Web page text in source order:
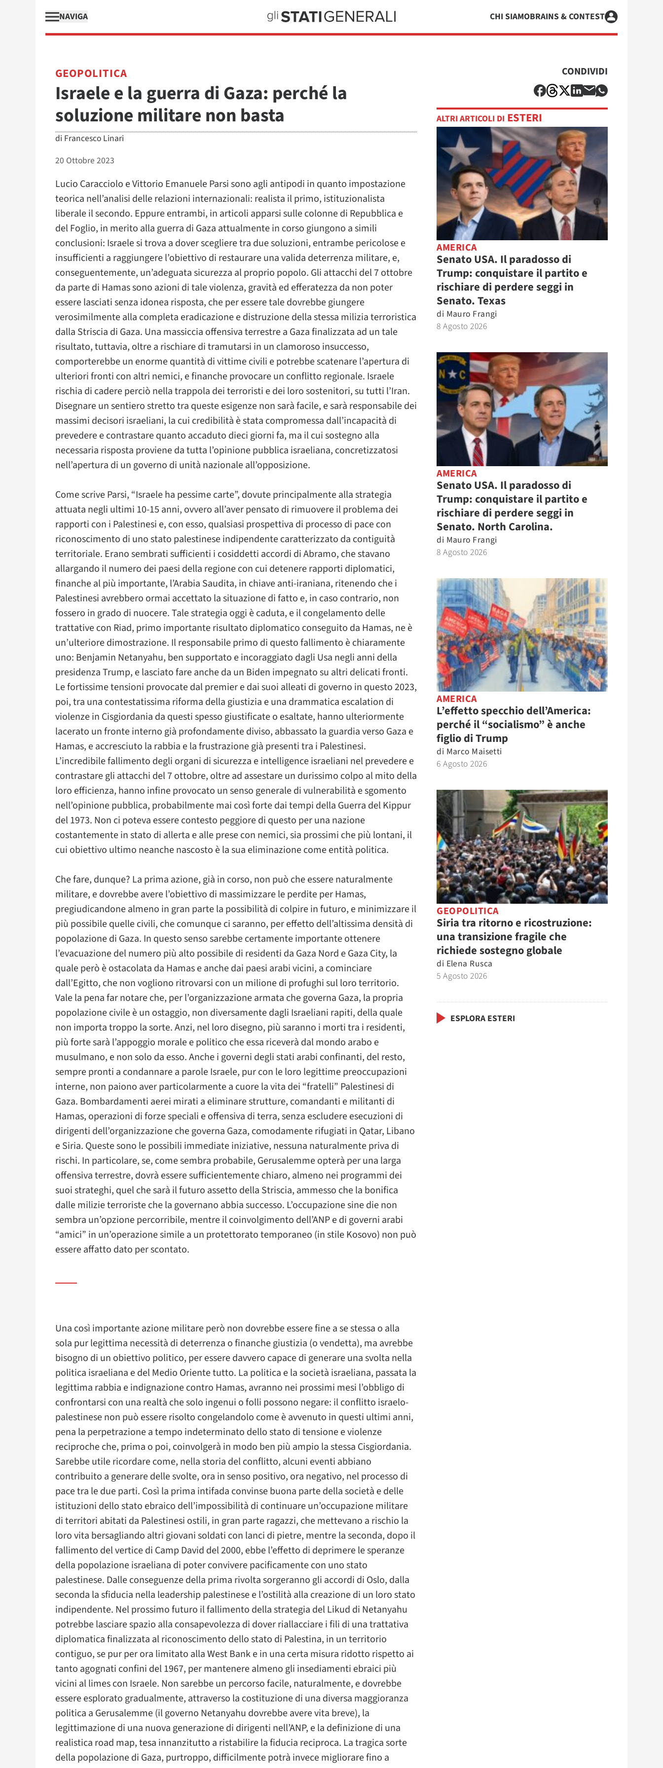
NAVIGA CHI SIAMOBRAINS & CONTEST
GEOPOLITICA
Israele e la guerra di Gaza: perché la
soluzione militare non basta
di Francesco Linari
20 Ottobre 2023
Lucio Caracciolo e Vittorio Emanuele Parsi sono agli antipodi in quanto impostazione
teorica nell’analisi delle relazioni internazionali: realista il primo, istituzionalista
liberale il secondo. Eppure entrambi, in articoli apparsi sulle colonne di Repubblica e
del Foglio, in merito alla guerra di Gaza attualmente in corso giungono a simili
conclusioni: Israele si trova a dover scegliere tra due soluzioni, entrambe pericolose e
insufficienti a raggiungere l’obiettivo di restaurare una valida deterrenza militare, e,
conseguentemente, un’adeguata sicurezza al proprio popolo. Gli attacchi del 7 ottobre
da parte di Hamas sono azioni di tale violenza, gravità ed efferatezza da non poter
essere lasciati senza idonea risposta, che per essere tale dovrebbe giungere
verosimilmente alla completa eradicazione e distruzione della stessa milizia terroristica
dalla Striscia di Gaza. Una massiccia offensiva terrestre a Gaza finalizzata ad un tale
risultato, tuttavia, oltre a rischiare di tramutarsi in un clamoroso insuccesso,
comporterebbe un enorme quantità di vittime civili e potrebbe scatenare l’apertura di
ulteriori fronti con altri nemici, e finanche provocare un conflitto regionale. Israele
rischia di cadere perciò nella trappola dei terroristi e dei loro sostenitori, su tutti l’Iran.
Disegnare un sentiero stretto tra queste esigenze non sarà facile, e sarà responsabile dei
massimi decisori israeliani, la cui credibilità è stata compromessa dall’incapacità di
prevedere e contrastare quanto accaduto dieci giorni fa, ma il cui sostegno alla
necessaria risposta proviene da tutta l’opinione pubblica israeliana, concretizzatosi
nell’apertura di un governo di unità nazionale all’opposizione.
Come scrive Parsi, “Israele ha pessime carte”, dovute principalmente alla strategia
attuata negli ultimi 10-15 anni, ovvero all’aver pensato di rimuovere il problema dei
rapporti con i Palestinesi e, con esso, qualsiasi prospettiva di processo di pace con
riconoscimento di uno stato palestinese indipendente caratterizzato da contiguità
territoriale. Erano sembrati sufficienti i cosiddetti accordi di Abramo, che stavano
allargando il numero dei paesi della regione con cui detenere rapporti diplomatici,
finanche al più importante, l’Arabia Saudita, in chiave anti-iraniana, ritenendo che i
Palestinesi avrebbero ormai accettato la situazione di fatto e, in caso contrario, non
fossero in grado di nuocere. Tale strategia oggi è caduta, e il congelamento delle
trattative con Riad, primo importante risultato diplomatico conseguito da Hamas, ne è
un’ulteriore dimostrazione. Il responsabile primo di questo fallimento è chiaramente
uno: Benjamin Netanyahu, ben supportato e incoraggiato dagli Usa negli anni della
presidenza Trump, e lasciato fare anche da un Biden impegnato su altri delicati fronti.
Le fortissime tensioni provocate dal premier e dai suoi alleati di governo in questo 2023,
poi, tra una contestatissima riforma della giustizia e una drammatica escalation di
violenze in Cisgiordania da questi spesso giustificate o esaltate, hanno ulteriormente
lacerato un fronte interno già profondamente diviso, abbassato la guardia verso Gaza e
Hamas, e accresciuto la rabbia e la frustrazione già presenti tra i Palestinesi.
L’incredibile fallimento degli organi di sicurezza e intelligence israeliani nel prevedere e
contrastare gli attacchi del 7 ottobre, oltre ad assestare un durissimo colpo al mito della
loro efficienza, hanno infine provocato un senso generale di vulnerabilità e sgomento
nell’opinione pubblica, probabilmente mai così forte dai tempi della Guerra del Kippur
del 1973. Non ci poteva essere contesto peggiore di questo per una nazione
costantemente in stato di allerta e alle prese con nemici, sia prossimi che più lontani, il
cui obiettivo ultimo neanche nascosto è la sua eliminazione come entità politica.
Che fare, dunque? La prima azione, già in corso, non può che essere naturalmente
militare, e dovrebbe avere l’obiettivo di massimizzare le perdite per Hamas,
pregiudicandone almeno in gran parte la possibilità di colpire in futuro, e minimizzare il
più possibile quelle civili, che comunque ci saranno, per effetto dell’altissima densità di
popolazione di Gaza. In questo senso sarebbe certamente importante ottenere
l’evacuazione del numero più alto possibile di residenti da Gaza Nord e Gaza City, la
quale però è ostacolata da Hamas e anche dai paesi arabi vicini, a cominciare
dall’Egitto, che non vogliono ritrovarsi con un milione di profughi sul loro territorio.
Vale la pena far notare che, per l’organizzazione armata che governa Gaza, la propria
popolazione civile è un ostaggio, non diversamente dagli Israeliani rapiti, della quale
non importa troppo la sorte. Anzi, nel loro disegno, più saranno i morti tra i residenti,
più forte sarà l’appoggio morale e politico che essa riceverà dal mondo arabo e
musulmano, e non solo da esso. Anche i governi degli stati arabi confinanti, del resto,
sempre pronti a condannare a parole Israele, pur con le loro legittime preoccupazioni
interne, non paiono aver particolarmente a cuore la vita dei “fratelli” Palestinesi di
Gaza. Bombardamenti aerei mirati a eliminare strutture, comandanti e militanti di
Hamas, operazioni di forze speciali e offensiva di terra, senza escludere esecuzioni di
dirigenti dell’organizzazione che governa Gaza, comodamente rifugiati in Qatar, Libano
e Siria. Queste sono le possibili immediate iniziative, nessuna naturalmente priva di
rischi. In particolare, se, come sembra probabile, Gerusalemme opterà per una larga
offensiva terrestre, dovrà essere sufficientemente chiaro, almeno nei programmi dei
suoi strateghi, quel che sarà il futuro assetto della Striscia, ammesso che la bonifica
dalle milizie terroriste che la governano abbia successo. L’occupazione sine die non
sembra un’opzione percorribile, mentre il coinvolgimento dell’ANP e di governi arabi
“amici” in un’operazione simile a un protettorato temporaneo (in stile Kosovo) non può
essere affatto dato per scontato.
Una così importante azione militare però non dovrebbe essere fine a se stessa o alla
sola pur legittima necessità di deterrenza o finanche giustizia (o vendetta), ma avrebbe
bisogno di un obiettivo politico, per essere davvero capace di generare una svolta nella
politica israeliana e del Medio Oriente tutto. La politica e la società israeliana, passata la
legittima rabbia e indignazione contro Hamas, avranno nei prossimi mesi l’obbligo di
confrontarsi con una realtà che solo ingenui o folli possono negare: il conflitto israelo-
palestinese non può essere risolto congelandolo come è avvenuto in questi ultimi anni,
pena la perpetrazione a tempo indeterminato dello stato di tensione e violenze
reciproche che, prima o poi, coinvolgerà in modo ben più ampio la stessa Cisgiordania.
Sarebbe utile ricordare come, nella storia del conflitto, alcuni eventi abbiano
contribuito a generare delle svolte, ora in senso positivo, ora negativo, nel processo di
pace tra le due parti. Così la prima intifada convinse buona parte della società e delle
istituzioni dello stato ebraico dell’impossibilità di continuare un’occupazione militare
di territori abitati da Palestinesi ostili, in gran parte ragazzi, che mettevano a rischio la
loro vita bersagliando altri giovani soldati con lanci di pietre, mentre la seconda, dopo il
fallimento del vertice di Camp David del 2000, ebbe l’effetto di deprimere le speranze
della popolazione israeliana di poter convivere pacificamente con uno stato
palestinese. Dalle conseguenze della prima rivolta sorgeranno gli accordi di Oslo, dalla
seconda la sfiducia nella leadership palestinese e l’ostilità alla creazione di un loro stato
indipendente. Nel prossimo futuro il fallimento della strategia del Likud di Netanyahu
potrebbe lasciare spazio alla consapevolezza di dover riallacciare i fili di una trattativa
diplomatica finalizzata al riconoscimento dello stato di Palestina, in un territorio
contiguo, se pur per ora limitato alla West Bank e in una certa misura ridotto rispetto ai
tanto agognati confini del 1967, per mantenere almeno gli insediamenti ebraici più
vicini al limes con Israele. Non sarebbe un percorso facile, naturalmente, e dovrebbe
essere esplorato gradualmente, attraverso la costituzione di una diversa maggioranza
politica a Gerusalemme (il governo Netanyahu dovrebbe avere vita breve), la
legittimazione di una nuova generazione di dirigenti nell’ANP, e la definizione di una
realistica road map, tesa innanzitutto a ristabilire la fiducia reciproca. La tragica sorte
della popolazione di Gaza, purtroppo, difficilmente potrà invece migliorare fino a
CONDIVIDI
ALTRI ARTICOLI DI ESTERI
AMERICA
Senato USA. Il paradosso di
Trump: conquistare il partito e
rischiare di perdere seggi in
Senato. Texas
di Mauro Frangi
8 Agosto 2026
AMERICA
Senato USA. Il paradosso di
Trump: conquistare il partito e
rischiare di perdere seggi in
Senato. North Carolina.
di Mauro Frangi
8 Agosto 2026
AMERICA
L’effetto specchio dell’America:
perché il “socialismo” è anche
figlio di Trump
di Marco Maisetti
6 Agosto 2026
GEOPOLITICA
Siria tra ritorno e ricostruzione:
una transizione fragile che
richiede sostegno globale
di Elena Rusca
5 Agosto 2026
ESPLORA ESTERI